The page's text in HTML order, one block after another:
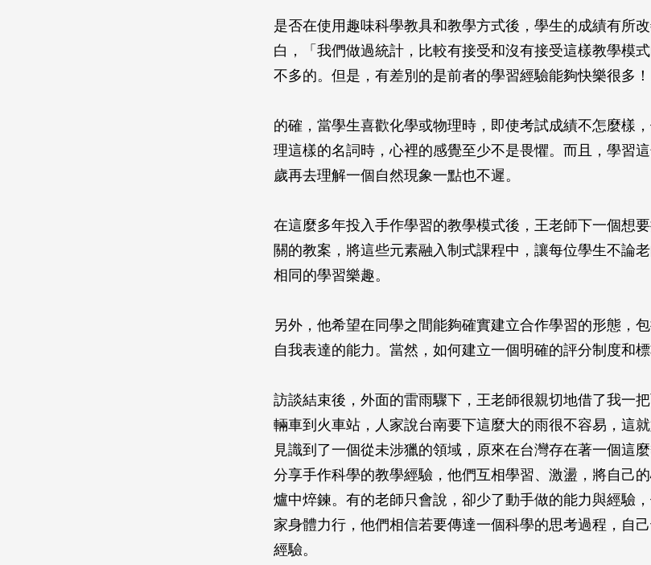
是否在使用趣味科學教具和教學方式後，學生的成績有所
白，「我們做過統計，比較有接受和沒有接受這樣教學模
不多的。但是，有差別的是前者的學習經驗能夠快樂很多！
的確，當學生喜歡化學或物理時，即使考試成績不怎麼樣
理這樣的名詞時，心裡的感覺至少不是畏懼。而且，學習
歲再去理解一個自然現象一點也不遲。
在這麼多年投入手作學習的教學模式後，王老師下一個想
關的教案，將這些元素融入制式課程中，讓每位學生不論
相同的學習樂趣。
另外，他希望在同學之間能夠確實建立合作學習的形態，
自我表達的能力。當然，如何建立一個明確的評分制度和標
訪談結束後，外面的雷雨驟下，王老師很親切地借了我一
輛車到火車站，人家說台南要下這麼大的雨很不容易，這
見識到了一個從未涉獵的領域，原來在台灣存在著一個這
分享手作科學的教學經驗，他們互相學習、激盪，將自己
爐中焠鍊。有的老師只會說，卻少了動手做的能力與經驗
家身體力行，他們相信若要傳達一個科學的思考過程，自
經驗。